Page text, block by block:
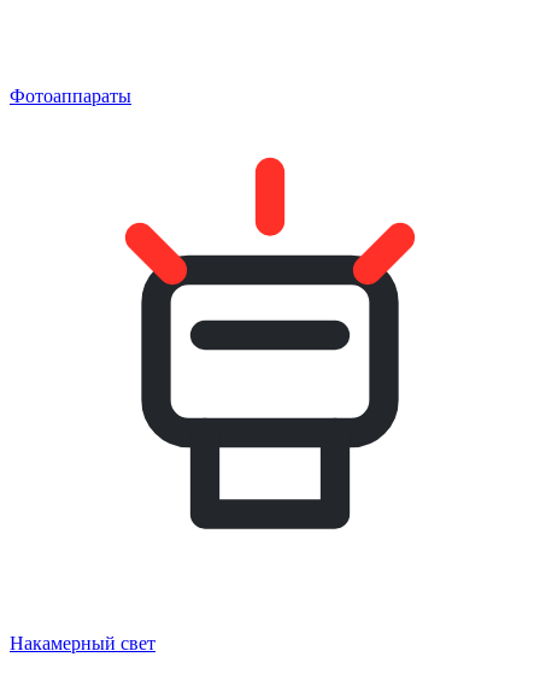
Фотоаппараты
Накамерный свет